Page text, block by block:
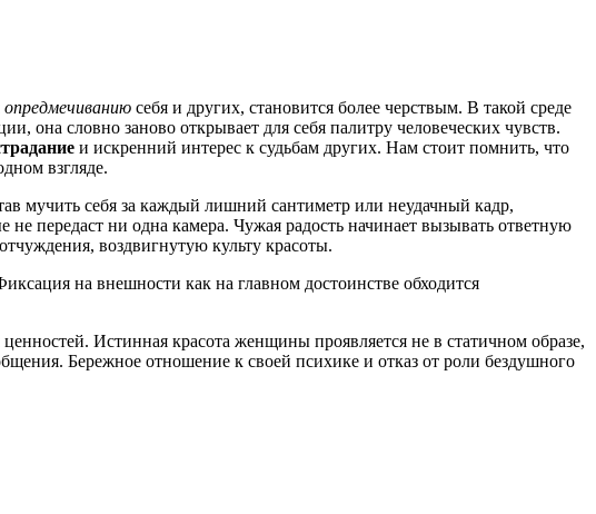
опредмечиванию себя и других, становится более черствым. В такой среде
она словно заново открывает для себя палитру человеческих чувств.
и искренний интерес к судьбам других. Нам стоит помнить, что
взгляде.
мучить себя за каждый лишний сантиметр или неудачный кадр,
передаст ни одна камера. Чужая радость начинает вызывать ответную
воздвигнутую культу красоты.
на внешности как на главном достоинстве обходится
Истинная красота женщины проявляется не в статичном образе,
Бережное отношение к своей психике и отказ от роли бездушного